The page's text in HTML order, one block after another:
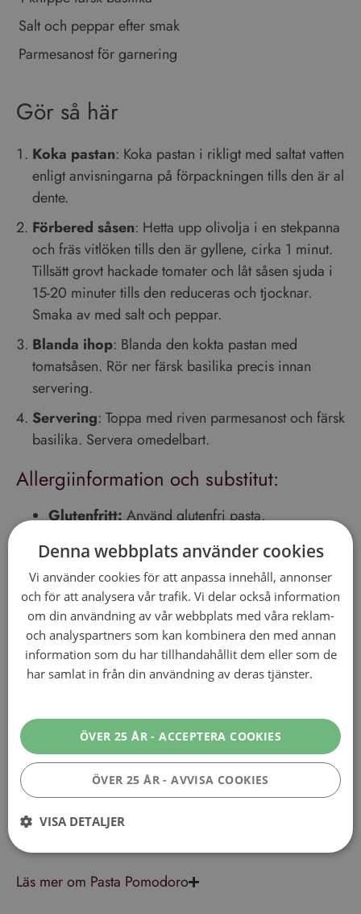
Salt och peppar efter smak
Parmesanost för garnering
Gör så här
Koka pastan: Koka pastan i rikligt med saltat vatten
enligt anvisningarna på förpackningen tills den är al
dente.
Förbered såsen: Hetta upp olivolja i en stekpanna
och fräs vitlöken tills den är gyllene, cirka 1 minut.
Tillsätt grovt hackade tomater och låt såsen sjuda i
15-20 minuter tills den reduceras och tjocknar.
Smaka av med salt och peppar.
Blanda ihop: Blanda den kokta pastan med
tomatsåsen. Rör ner färsk basilika precis innan
servering.
Servering: Toppa med riven parmesanost och färsk
basilika. Servera omedelbart.
Allergiinformation och substitut:
Glutenfritt:Använd glutenfri pasta.
laktosfri ost.
Veganskt:Uteslut parmesan eller använd
vegansk parmesan.
Vinmatchning:
Pasta Pomodoro passar perfekt med ett lätt och friskt
tomatens syrlighet och kompletterar de jordiga och
örtiga tonerna i rätten. Ett annat bra alternativ är en
Barbera, som också erbjuder frisk syra och fruktiga
toner.
Klart!
Läs mer om Pasta Pomodoro
webbplatsanalysrapporterna.